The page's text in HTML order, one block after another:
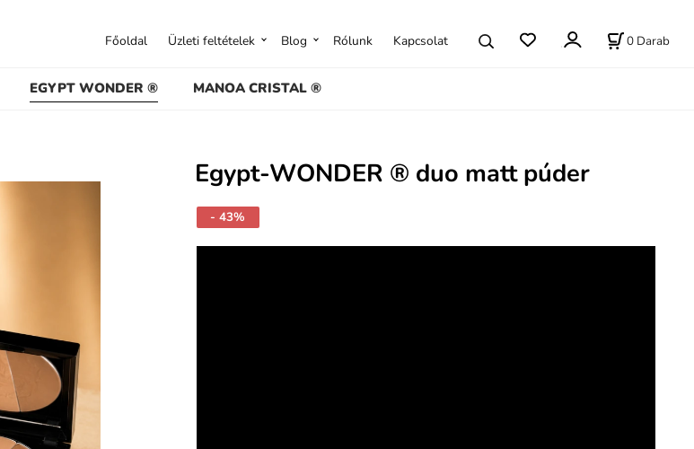
EGYPT WONDER ® MANOA CRISTAL ®
Főoldal Üzleti feltételek Blog Rólunk Kapcsolat 0 Darab
Egypt-WONDER ® duo matt púder
- 43%